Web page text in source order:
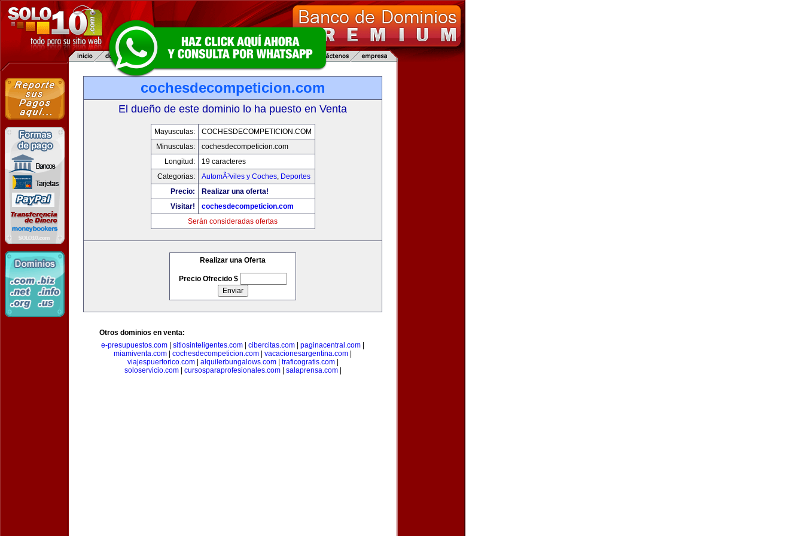
cochesdecompeticion.com
El dueño de este dominio lo ha puesto en Venta
Mayusculas:
COCHESDECOMPETICION.COM
Minusculas:
cochesdecompeticion.com
Longitud:
19 caracteres
Categorias:
AutomÃ³viles y Coches, Deportes
Precio:
Realizar una oferta!
Visitar!
cochesdecompeticion.com
Serán consideradas ofertas
Realizar una Oferta
Precio Ofrecido $
Otros dominios en venta:
e-presupuestos.com
sitiosinteligentes.com cibercitas.com paginacentral.com
miamiventa.com
cochesdecompeticion.com vacacionesargentina.com
viajespuertorico.com| alquilerbungalows.com| traficogratis.com|
soloservicio.com| cursosparaprofesionales.com| salaprensa.com|